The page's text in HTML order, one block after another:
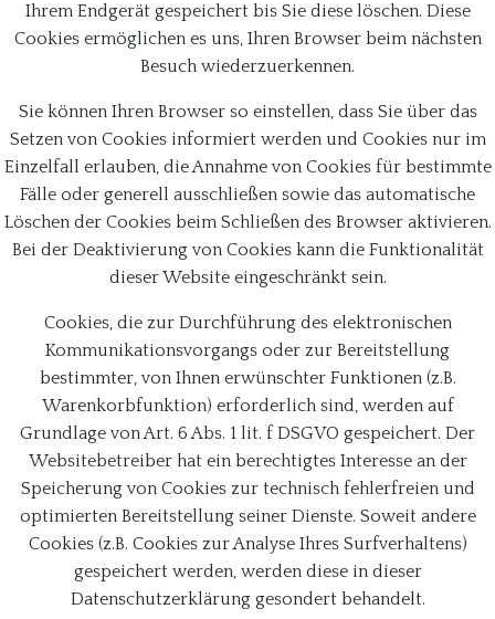
Ihrem Endgerät gespeichert bis Sie diese löschen. Diese
Cookies ermöglichen es uns, Ihren Browser beim nächsten
Besuch wiederzuerkennen.
Sie können Ihren Browser so einstellen, dass Sie über das
Setzen von Cookies informiert werden und Cookies nur im
Einzelfall erlauben, die Annahme von Cookies für bestimmte
Fälle oder generell ausschließen sowie das automatische
Löschen der Cookies beim Schließen des Browser aktivieren.
Bei der Deaktivierung von Cookies kann die Funktionalität
dieser Website eingeschränkt sein.
Cookies, die zur Durchführung des elektronischen
Kommunikationsvorgangs oder zur Bereitstellung
bestimmter, von Ihnen erwünschter Funktionen (z.B.
Warenkorbfunktion) erforderlich sind, werden auf
Grundlage von Art. 6 Abs. 1 lit. f DSGVO gespeichert. Der
Websitebetreiber hat ein berechtigtes Interesse an der
Speicherung von Cookies zur technisch fehlerfreien und
optimierten Bereitstellung seiner Dienste. Soweit andere
Cookies (z.B. Cookies zur Analyse Ihres Surfverhaltens)
gespeichert werden, werden diese in dieser
Datenschutzerklärung gesondert behandelt.